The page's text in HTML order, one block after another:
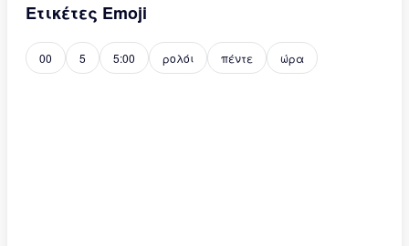
Ετικέτες Emoji
00 5 5:00 ρολόι πέντε ώρα